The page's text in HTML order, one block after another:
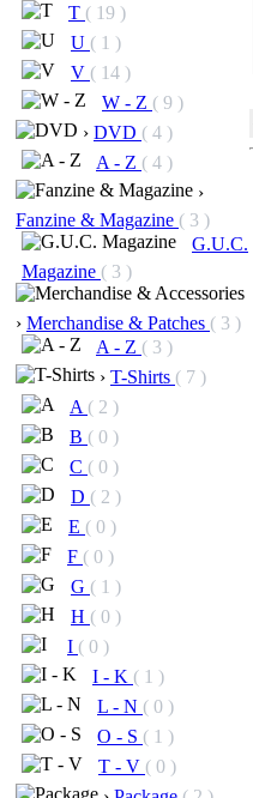
T ( 19 )
U ( 1 )
V ( 14 )
W - Z ( 9 )
› DVD ( 4 )
A - Z ( 4 )
›
Fanzine & Magazine ( 3 )
G.U.C.
Magazine ( 3 )
› Merchandise & Patches ( 3 )
A - Z ( 3 )
› T-Shirts ( 7 )
A ( 2 )
B ( 0 )
C ( 0 )
D ( 2 )
E ( 0 )
F ( 0 )
G ( 1 )
H ( 0 )
I ( 0 )
I - K ( 1 )
L - N ( 0 )
O - S ( 1 )
T - V ( 0 )